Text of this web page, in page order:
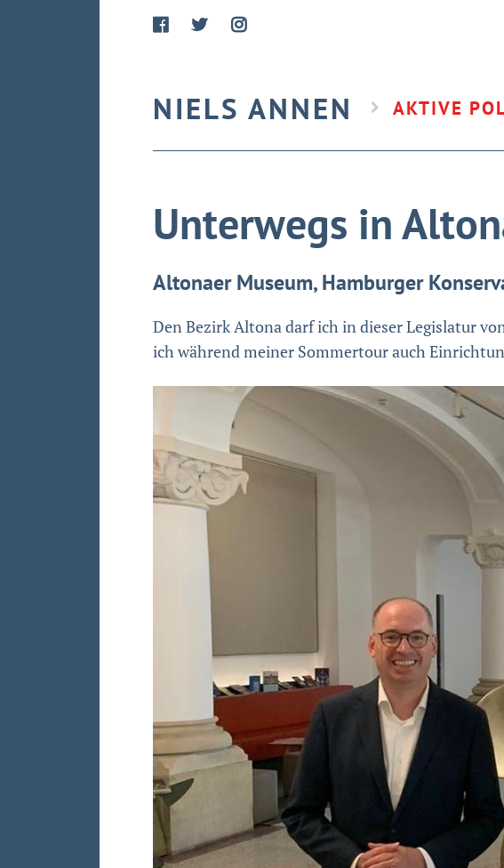
NIELS ANNEN AKTIVE
Unterwegs in
Altonaer Museum, Hamburger
Den Bezirk Altona darf ich in dieser Legislatur
ich während meiner Sommertour auch